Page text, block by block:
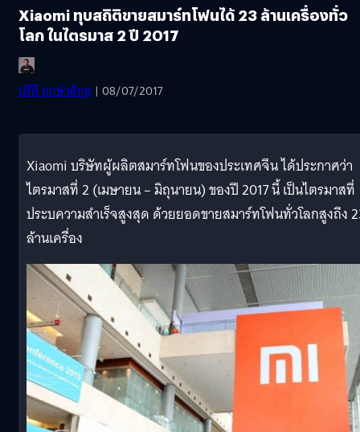
Xiaomi ทุบสถิติขายสมาร์ทโฟนได้ 23 ล้านเครื่องทั่ว
โลก ในไตรมาส 2 ปี 2017
ปรีดี ฤกษ์วลีกุล | 08/07/2017
Xiaomi บริษัทผู้ผลิตสมาร์ทโฟนของประเทศจีน ได้ประกาศว่า
ไตรมาสที่ 2 (เมษายน – มิถุนายน) ของปี 2017 นี้ เป็นไตรมาสที่
ประบความสำเร็จสูงสุด ด้วยยอดขายสมาร์ทโฟนทั่วโลกสูงถึง
ล้านเครื่อง